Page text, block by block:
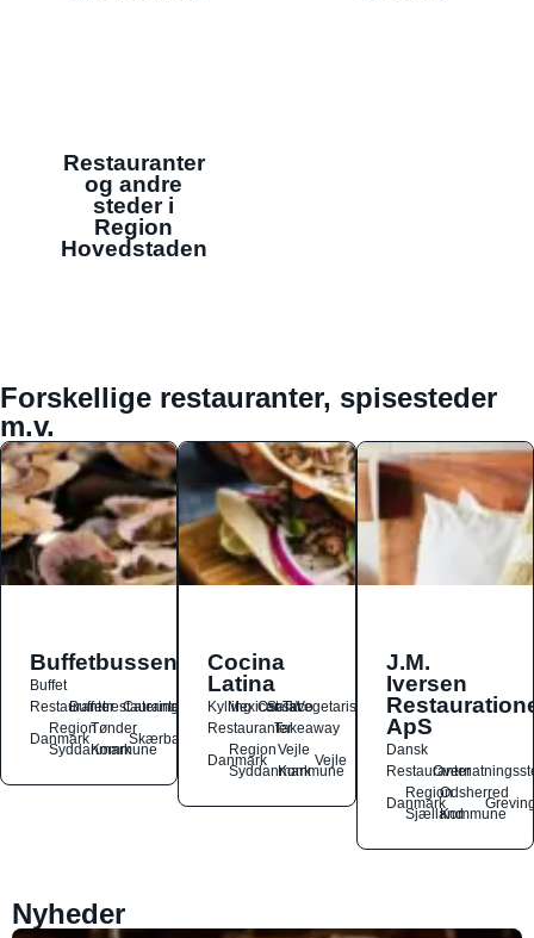
Restauranter
og andre
steder i
Region
Hovedstaden
Forskellige restauranter, spisesteder
m.v.
Buffetbussen
Buffet
Restauranter
Buffetrestauranter
Catering
Danmark
Region
Syddanmark
Tønder
Kommune
Skærbæk
Cocina
Latina
Kylling
Mexicansk
OstSalat
TacoVegetarisk
RestauranterTakeaway
Danmark
Region
Syddanmark
Vejle
Kommune
Vejle
J.M.
Iversen
ApS
Dansk
Restauranter
Danmark
Region
Sjælland
Odsherred
Kommune
Nyheder